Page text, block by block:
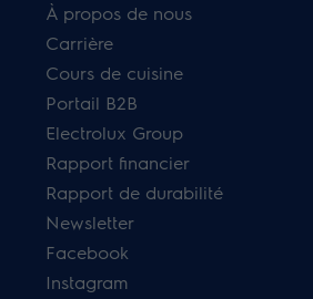
À propos de nous
Carrière
Cours de cuisine
Portail B2B
Electrolux Group
Rapport financier
Rapport de durabilité
Newsletter
Facebook
Instagram